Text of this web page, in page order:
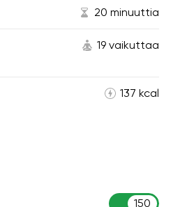
20 minuuttia
19 vaikuttaa
137 kcal
150